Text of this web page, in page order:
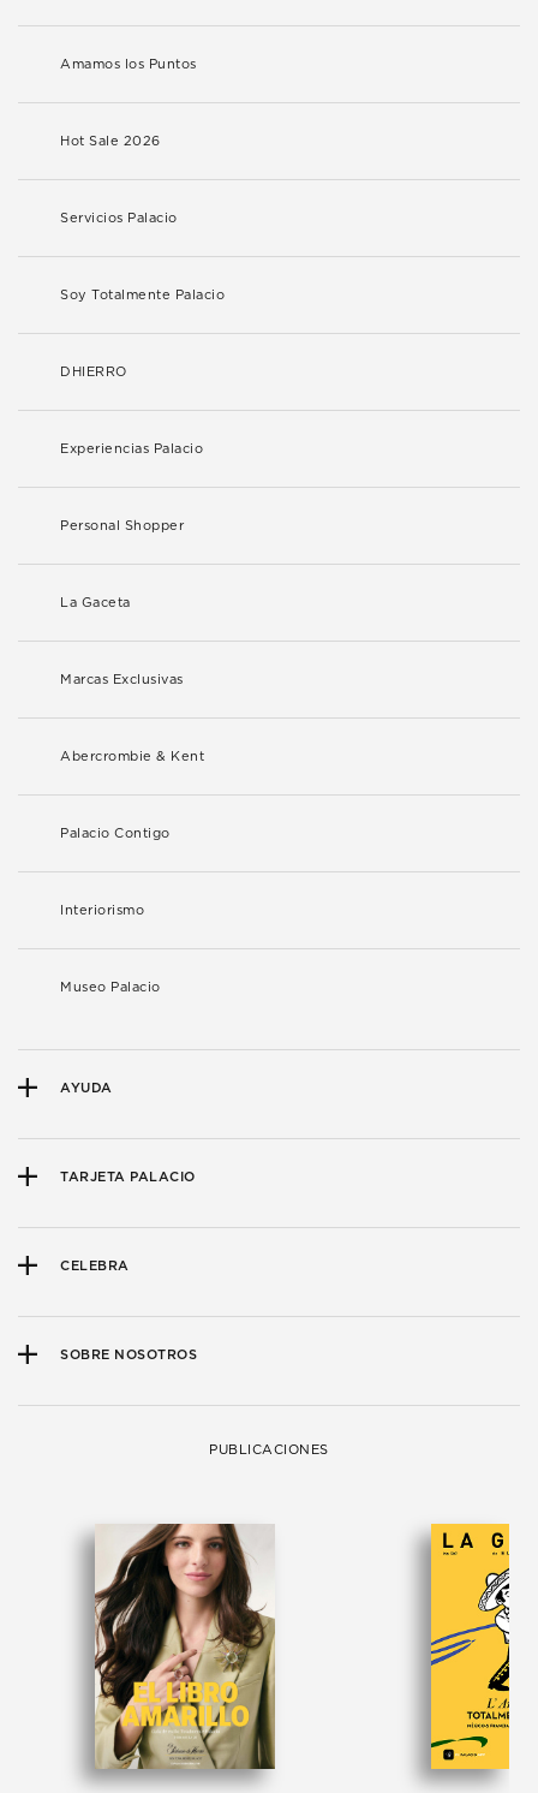
Amamos los Puntos
Hot Sale 2026
Servicios Palacio
Soy Totalmente Palacio
DHIERRO
Experiencias Palacio
Personal Shopper
La Gaceta
Marcas Exclusivas
Abercrombie & Kent
Palacio Contigo
Interiorismo
Museo Palacio
AYUDA
TARJETA PALACIO
CELEBRA
SOBRE NOSOTROS
PUBLICACIONES